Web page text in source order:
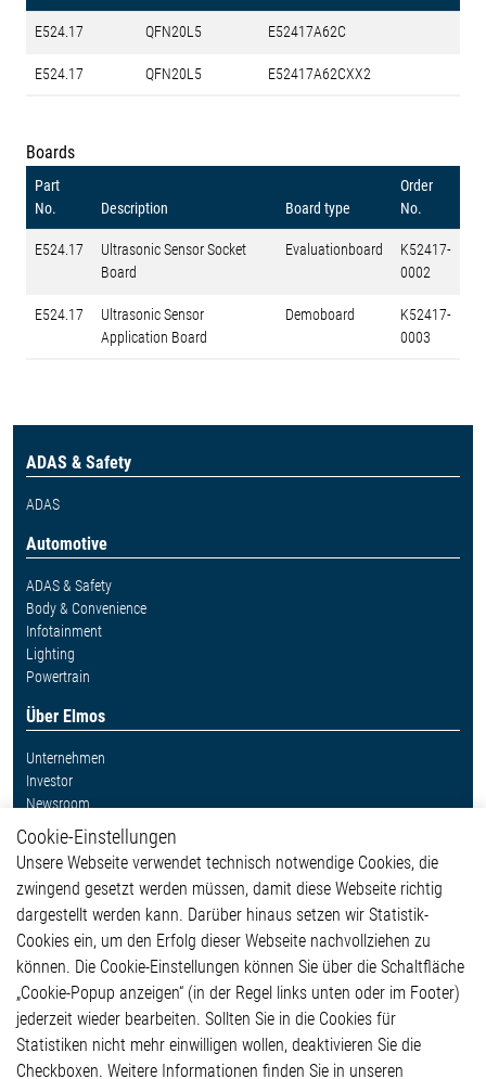
E524.17 QFN20L5 E52417A62C
E524.17 QFN20L5 E52417A62CXX2
Boards
Part
No.
Description Board type
Order
No.
E524.17
Ultrasonic Sensor Socket
Board
Evaluationboard
K52417-
0002
E524.17
Ultrasonic Sensor
Application Board
Demoboard
K52417-
0003
ADAS & Safety
ADAS
Automotive
ADAS & Safety
Body & Convenience
Infotainment
Lighting
Powertrain
Über Elmos
Unternehmen
Investor
Newsroom
Weitere Links
Glossar
Kontakt
Hinweisgeberschutzsystem
Impressum
Datenschutzerklärung
Cookie-Popup anzeigen
Cookie-Einstellungen
Unsere Webseite verwendet technisch notwendige Cookies, die
zwingend gesetzt werden müssen, damit diese Webseite richtig
dargestellt werden kann. Darüber hinaus setzen wir Statistik-
Cookies ein, um den Erfolg dieser Webseite nachvollziehen zu
können. Die Cookie-Einstellungen können Sie über die Schaltfläche
„Cookie-Popup anzeigen“ (in der Regel links unten oder im Footer)
jederzeit wieder bearbeiten. Sollten Sie in die Cookies für
Statistiken nicht mehr einwilligen wollen, deaktivieren Sie die
Checkboxen. Weitere Informationen finden Sie in unseren